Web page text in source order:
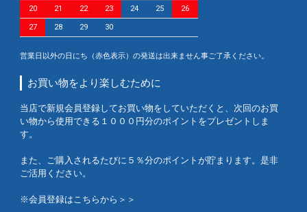
20 21 22 23 24 25 26
27 28 29 30
営業日以外の日にち（赤色表示）の発送は出来ません事ご了承ください。
お買い物をより楽しむために
当店で新規会員登録してお買い物をしていただくと、次回のお買
い物から使用できる１０００円分のポイントをプレゼントしま
す。
また、ご購入されるたびに５％分のポイントが貯まります。是非
ご活用ください。
※会員登録はこちらから＞＞